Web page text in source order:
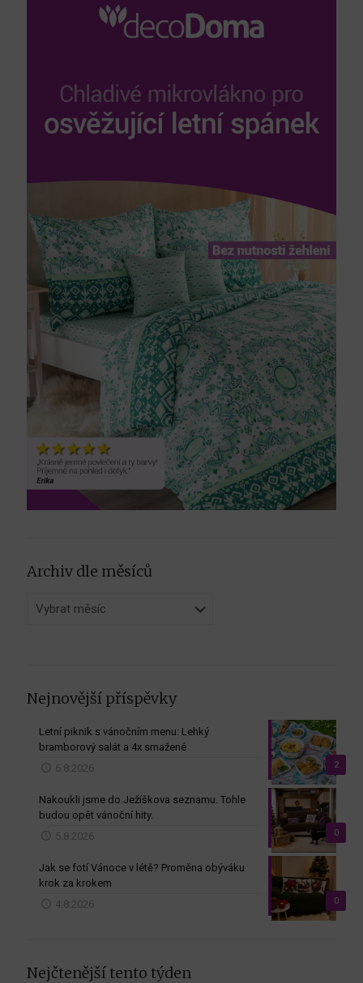
Archiv dle měsíců
dle
Nejnovější příspěvky
2
Letní piknik s vánočním menu: Lehký
bramborový salát a 4x smažené
6.8.2026
0
Nakoukli jsme do Ježíškova seznamu. Tohle
budou opět vánoční hity.
5.8.2026
0
Jak se fotí Vánoce v létě? Proměna obýváku
krok za krokem
4.8.2026
Nejčtenější tento týden